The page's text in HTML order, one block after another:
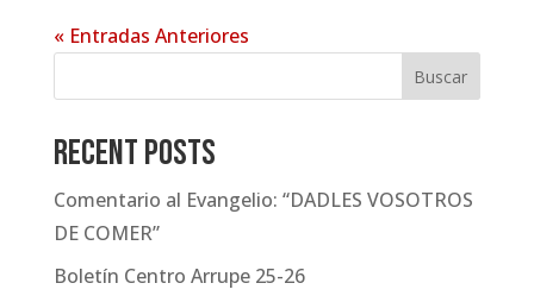
« Entradas Anteriores
Buscar
Recent Posts
Comentario al Evangelio: “DADLES VOSOTROS
DE COMER”
Boletín Centro Arrupe 25-26